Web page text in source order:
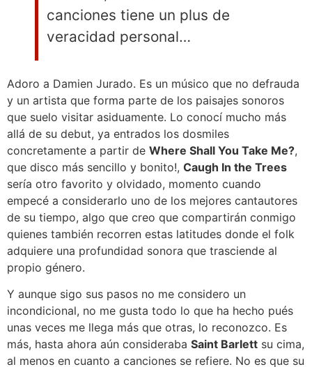
canciones tiene un plus de
veracidad personal…
Adoro a Damien Jurado. Es un músico que no defrauda
y un artista que forma parte de los paisajes sonoros
que suelo visitar asiduamente. Lo conocí mucho más
allá de su debut, ya entrados los dosmiles
concretamente a partir de Where Shall You Take Me?,
que disco más sencillo y bonito!, Caugh In the Trees
sería otro favorito y olvidado, momento cuando
empecé a considerarlo uno de los mejores cantautores
de su tiempo, algo que creo que compartirán conmigo
quienes también recorren estas latitudes donde el folk
adquiere una profundidad sonora que trasciende al
propio género.
Y aunque sigo sus pasos no me considero un
incondicional, no me gusta todo lo que ha hecho pués
unas veces me llega más que otras, lo reconozco. Es
más, hasta ahora aún consideraba Saint Barlett su cima,
al menos en cuanto a canciones se refiere. No es que su